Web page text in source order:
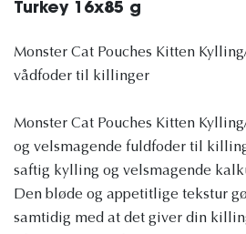
Turkey 16x85 g
Monster Cat Pouches Kitten
vådfoder til killinger
Monster Cat Pouches Kitten
og velsmagende fuldfoder til
saftig kylling og velsmagende
Den bløde og appetitlige tekstur
samtidig med at det giver din